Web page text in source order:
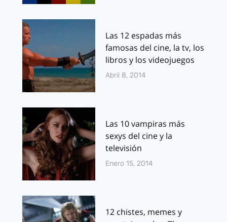
Las 12 espadas más
famosas del cine, la tv, los
libros y los videojuegos
Abril 8, 2014
Las 10 vampiras más
sexys del cine y la
televisión
Enero 15, 2014
12 chistes, memes y